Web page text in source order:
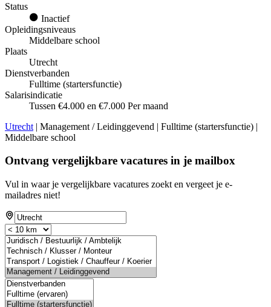
Status
Inactief
Opleidingsniveaus
Middelbare school
Plaats
Utrecht
Dienstverbanden
Fulltime (startersfunctie)
Salarisindicatie
Tussen €4.000 en €7.000 Per maand
Utrecht | Management / Leidinggevend | Fulltime (startersfunctie) |
Middelbare school
Ontvang vergelijkbare vacatures in je mailbox
Vul in waar je vergelijkbare vacatures zoekt en vergeet je e-
mailadres niet!